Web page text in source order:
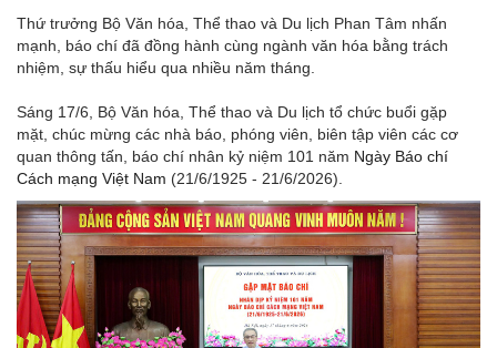
Thứ trưởng Bộ Văn hóa, Thể thao và Du lịch Phan Tâm nhấn
mạnh, báo chí đã đồng hành cùng ngành văn hóa bằng trách
nhiệm, sự thấu hiểu qua nhiều năm tháng.
Sáng 17/6, Bộ Văn hóa, Thể thao và Du lịch tổ chức buổi gặp
mặt, chúc mừng các nhà báo, phóng viên, biên tập viên các cơ
quan thông tấn, báo chí nhân kỷ niệm 101 năm Ngày Báo chí
Cách mạng Việt Nam (21/6/1925 - 21/6/2026).